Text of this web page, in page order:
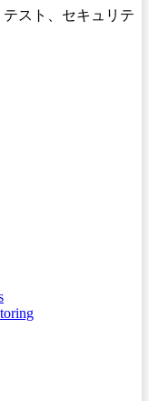
スト、セキュリテ